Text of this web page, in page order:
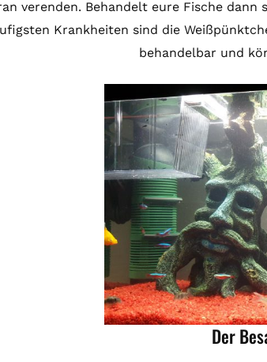
verenden. Behandelt eure Fische
Krankheiten sind die
behandelbar und
Der